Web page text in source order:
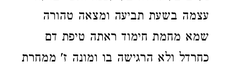
עצמה בשעת תביעה ומצאה טהורה
שמא מחמת חימוד ראתה טיפת דם
כחרדל ולא הרגישה בו ומונה ז' ממחרת